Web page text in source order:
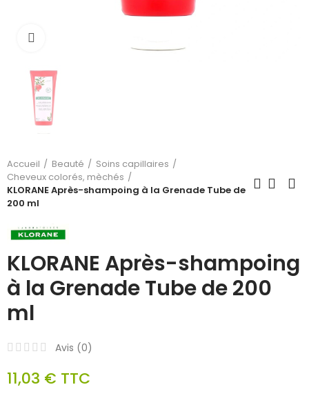
Accueil Beauté
Soins capillaires
Cheveux colorés, mèchés
KLORANE Après-shampoing à la Grenade Tube de
200 ml
KLORANE Après-shampoing
à la Grenade Tube de 200
ml
Avis (0)
11,03 € TTC